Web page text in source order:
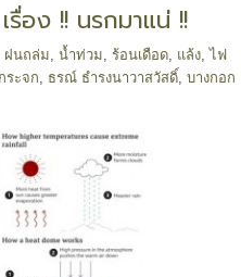
รื่อง !! นรกมาแน่ !!
ฝนถล่ม น้ำท่วม ร้อนเดือด, แล้ง,ไฟ
ระจก ธรณ์ ธำรงนาวาสวัสดิ์, บางกอก